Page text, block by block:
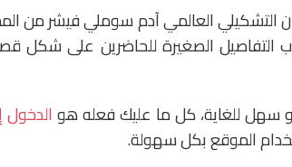
التشكيلي العالمي آدم سوملي فيشر من
التفاصيل الصغيرة للحاضرين على شكل
سهل للغاية، كل ما عليك فعله هو
الموقع بكل سهولة.